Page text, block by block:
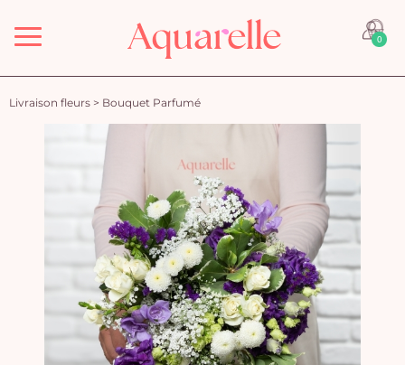
Menu 0
Livraison fleurs > Bouquet Parfumé